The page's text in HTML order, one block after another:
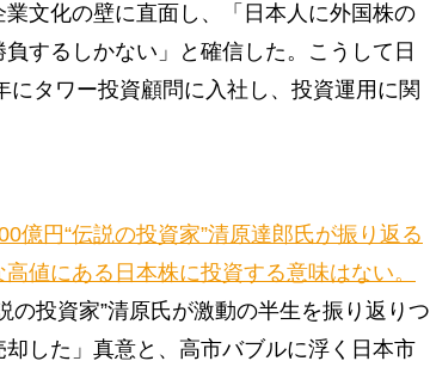
文化の壁に直面し、「日本人に外国株の
するしかない」と確信した。こうして日
タワー投資顧問に入社し、投資運用に関
億円“伝説の投資家”清原達郎氏が振り返る
値にある日本株に投資する意味はない。
の投資家”清原氏が激動の半生を振り返りつ
した」真意と、高市バブルに浮く日本市